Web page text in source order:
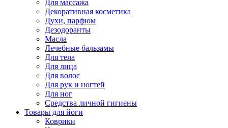
Для массажа
Декоративная косметика
Духи, парфюм
Дезодоранты
Масла
Лечебные бальзамы
Для тела
Для лица
Для волос
Для рук и ногтей
Для ног
Средства личной гигиены
Товары для йоги
Коврики